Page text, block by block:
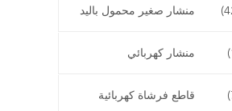
منشار صغير محمول باليد
منشار كهربائي
قاطع فرشاة كهربائية